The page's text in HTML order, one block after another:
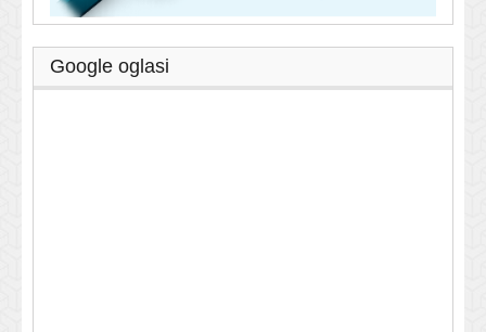
Google oglasi